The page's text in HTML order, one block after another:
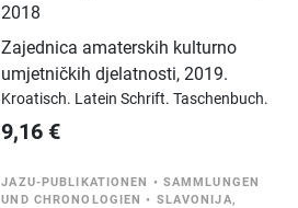
2018
Zajednica amaterskih kulturno
umjetničkih djelatnosti,2019.
Kroatisch. Latein Schrift.Taschenbuch.
9,16 €
JAZU-PUBLIKATIONEN • SAMMLUNGEN
UND CHRONOLOGIEN • SLAVONIJA,